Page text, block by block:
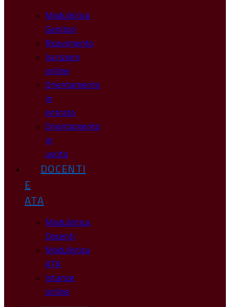
Modulistica
Genitori
Ricevimento
Iscrizioni
online
Orientamento
in
entrata
Orientamento
in
uscita
DOCENTI
E
ATA
Modulistica
Docenti
Modulistica
ATA
Istanze
online